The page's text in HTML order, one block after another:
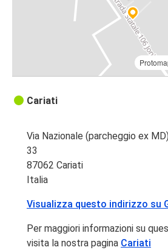
Cariati
Via Nazionale (parcheggio ex
33
87062 Cariati
Italia
Visualizza questo indirizzo su
Per maggiori informazioni su
visita la nostra pagina Cariati